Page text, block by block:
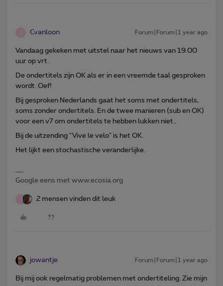
Cvanloon Forum|Forum|1 year ago
Vandaag gekeken met uitstel naar het nieuws van 19.00
uur op vrt.
De ondertitels zijn OK als er in een vreemde taal gesproken
wordt. Oef!
Bij gesproken Nederlands gaat het soms met ondertitels,
soms zonder ondertitels. En de twee manieren (sub en OK)
voor een v7 om ondertitels te hebben lukken niet..
Bij de uitzending "Vive le velo" is het OK.
Het lijkt een stochastische veranderlijke.
Google eens met www.ecosia.org
2 mensen vinden dit leuk
jowantje Forum|Forum|1 year ago
Bij mij ook regelmatig problemen met ondertiteling. Zie mijn